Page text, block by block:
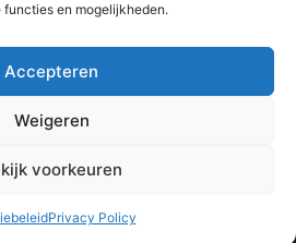
en mogelijkheden.
Accepteren
Weigeren
voorkeuren
Privacy Policy
mail adres in om het
te
Versturen